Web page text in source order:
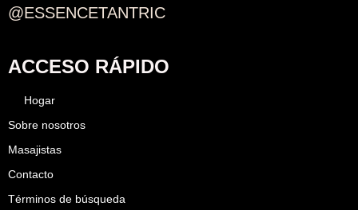
@ESSENCETANTRIC
ACCESO RÁPIDO
Hogar
Sobre nosotros
Masajistas
Contacto
Términos de búsqueda